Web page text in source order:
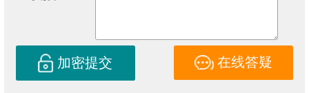
加密提交 在线答疑